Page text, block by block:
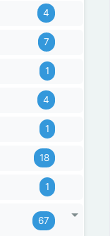
4
7
1
4
1
18
1
67